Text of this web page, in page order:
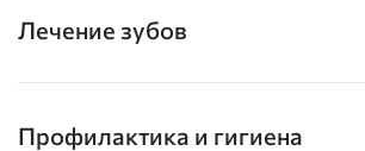
Лечение зубов
Профилактика и гигиена